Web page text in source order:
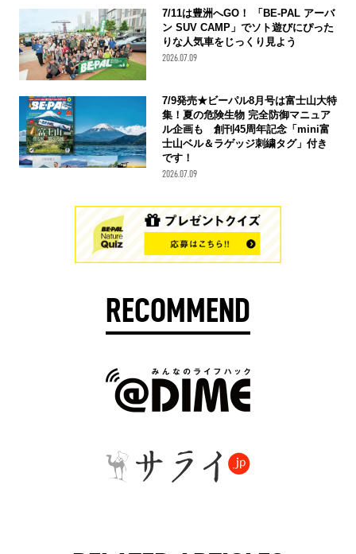
7/11は豊洲へGO！ 「BE-PAL アーバ
ン SUV CAMP」でソト遊びにぴった
りな人気車をじっくり見よう
2026.07.09
7/9発売★ビーパル8月号は富士山大特
集！夏の危険生物 完全防御マニュア
ル企画も 創刊45周年記念「mini富
士山ベル＆ラゲッジ刺繍タグ」付き
です！
2026.07.09
RECOMMEND